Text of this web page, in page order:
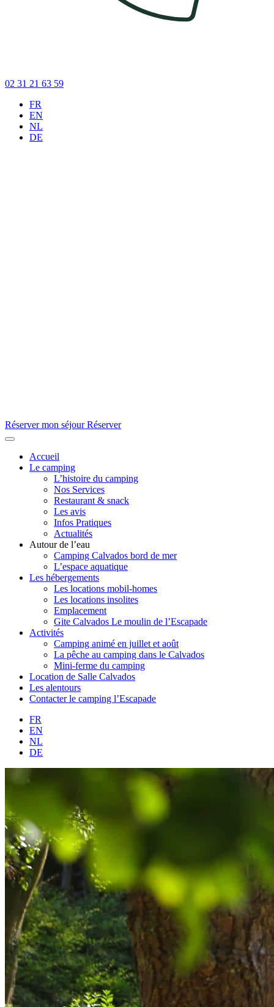
02 31 21 63 59
FR
EN
NL
DE
Réserver mon séjour Réserver
Accueil
Le camping
L’histoire du camping
Nos Services
Restaurant & snack
Les avis
Infos Pratiques
Actualités
Autour de l’eau
Camping Calvados bord de mer
L’espace aquatique
Les hébergements
Les locations mobil-homes
Les locations insolites
Emplacement
Gite Calvados Le moulin de l’Escapade
Activités
Camping animé en juillet et août
La pêche au camping dans le Calvados
Mini-ferme du camping
Location de Salle Calvados
Les alentours
Contacter le camping l’Escapade
FR
EN
NL
DE